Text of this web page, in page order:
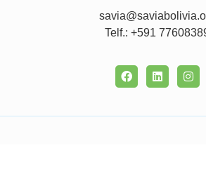
Telf.: +591